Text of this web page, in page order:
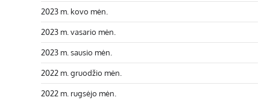
2023 m. kovo mėn.
2023 m. vasario mėn.
2023 m. sausio mėn.
2022 m. gruodžio mėn.
2022 m. rugsėjo mėn.